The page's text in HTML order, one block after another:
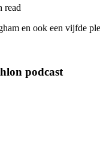
read
en ook een vijfde
podcast